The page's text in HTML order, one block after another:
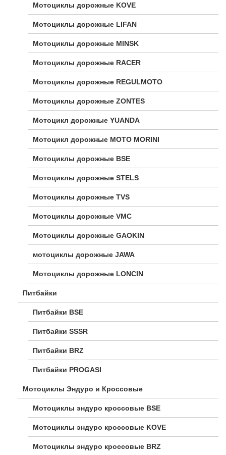
Мотоциклы дорожные KOVE
Мотоциклы дорожные LIFAN
Мотоциклы дорожные MINSK
Мотоциклы дорожные RACER
Мотоциклы дорожные REGULMOTO
Мотоциклы дорожные ZONTES
Мотоцикл дорожные YUANDA
Мотоцикл дорожные МОТО MORINI
Мотоциклы дорожные BSE
Мотоциклы дорожные STELS
Мотоциклы дорожные TVS
Мотоциклы дорожные VMC
Мотоциклы дорожные GAOKIN
мотоциклы дорожные JAWA
Мотоциклы дорожные LONCIN
Питбайки
Питбайки BSE
Питбайки SSSR
Питбайки BRZ
Питбайки PROGASI
Мотоциклы Эндуро и Кроссовые
Мотоциклы эндуро кроссовые BSE
Мотоциклы эндуро кроссовые KOVE
Мотоциклы эндуро кроссовые BRZ